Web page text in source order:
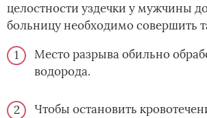
целостности уздечки у мужчины
больницу необходимо совершить
Место разрыва обильно
водорода.
Чтобы остановить